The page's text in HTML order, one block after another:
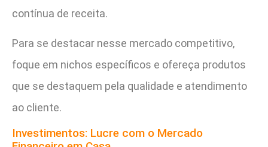
contínua de receita.
Para se destacar nesse mercado competitivo,
foque em nichos específicos e ofereça produtos
que se destaquem pela qualidade e atendimento
ao cliente.
Investimentos: Lucre com o Mercado